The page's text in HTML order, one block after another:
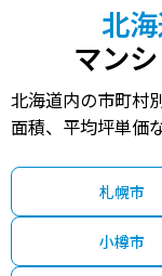
北
マン
北海道内の市町村
面積、平均坪単価
札幌市
小樽市